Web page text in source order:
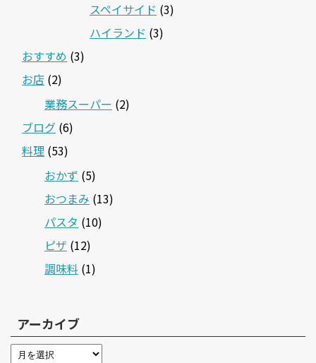
スペイサイド (3)
ハイランド (3)
おすすめ (3)
お店 (2)
業務スーパー (2)
ブログ (6)
料理 (53)
おかず (5)
おつまみ (13)
パスタ (10)
ピザ (12)
調味料 (1)
アーカイブ